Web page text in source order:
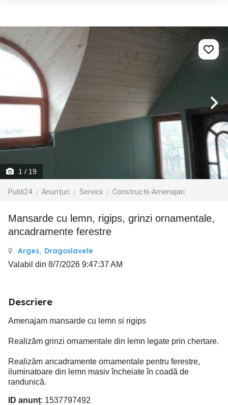
1 / 19
Publi24 Anunțuri Servicii Constructii-Amenajari
Mansarde cu lemn, rigips, grinzi ornamentale,
ancadramente ferestre
Arges, Dragoslavele
Valabil din 8/7/2026 9:47:37 AM
Descriere
Amenajam mansarde cu lemn si rigips
Realizăm grinzi ornamentale din lemn legate prin chertare.
Realizăm ancadramente ornamentale pentru ferestre,
iluminatoare din lemn masiv încheiate în coadă de
randunică.
ID anunț: 1537797492